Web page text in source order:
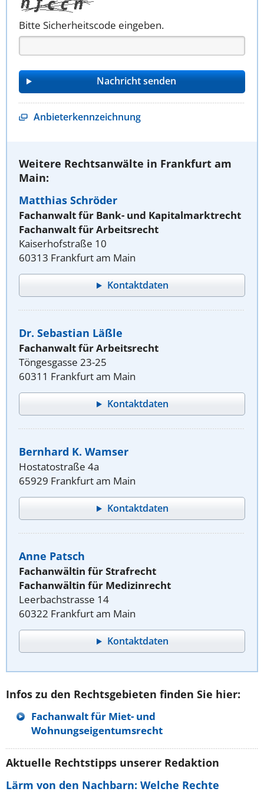
Bitte Sicherheitscode eingeben.
Anbieterkennzeichnung
Weitere Rechtsanwälte in Frankfurt am
Main:
Matthias Schröder
Fachanwalt für Bank- und Kapitalmarktrecht
Fachanwalt für Arbeitsrecht
Kaiserhofstraße 10
60313 Frankfurt am Main
Kontaktdaten
Dr. Sebastian Läßle
Fachanwalt für Arbeitsrecht
Töngesgasse 23-25
60311 Frankfurt am Main
Kontaktdaten
Bernhard K. Wamser
Hostatostraße 4a
65929 Frankfurt am Main
Kontaktdaten
Anne Patsch
Fachanwältin für Strafrecht
Fachanwältin für Medizinrecht
Leerbachstrasse 14
60322 Frankfurt am Main
Kontaktdaten
Infos zu den Rechtsgebieten finden Sie hier:
Fachanwalt für Miet- und
Wohnungseigentumsrecht
Aktuelle Rechtstipps unserer Redaktion
Lärm von den Nachbarn: Welche Rechte